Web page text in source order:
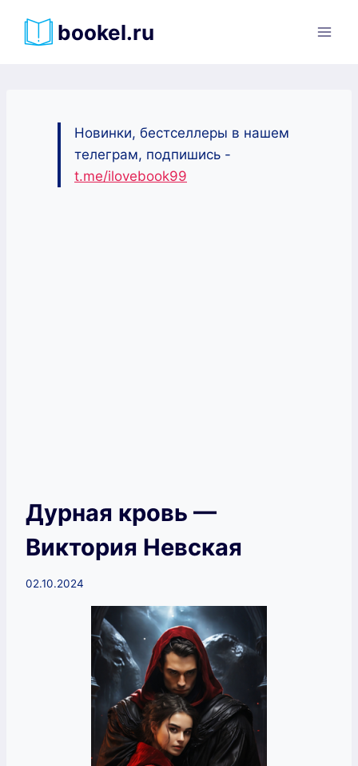
bookel.ru
Новинки, бестселлеры в нашем
телеграм, подпишись -
t.me/ilovebook99
Дурная кровь —
Виктория Невская
02.10.2024